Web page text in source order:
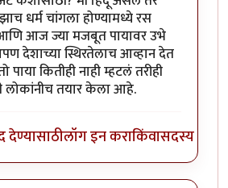
धर्म चांगला होण्यामध्ये रस
आज ज्या मजबूत पायावर उभे
देशाच्या स्थिरतेलाच आव्हान देत
पाया कितीही नाही म्हटलं तरीही
लोकांनीच तयार केला आहे.
देण्यासाठीलॉग इन कराकिंवासदस्य व्हा